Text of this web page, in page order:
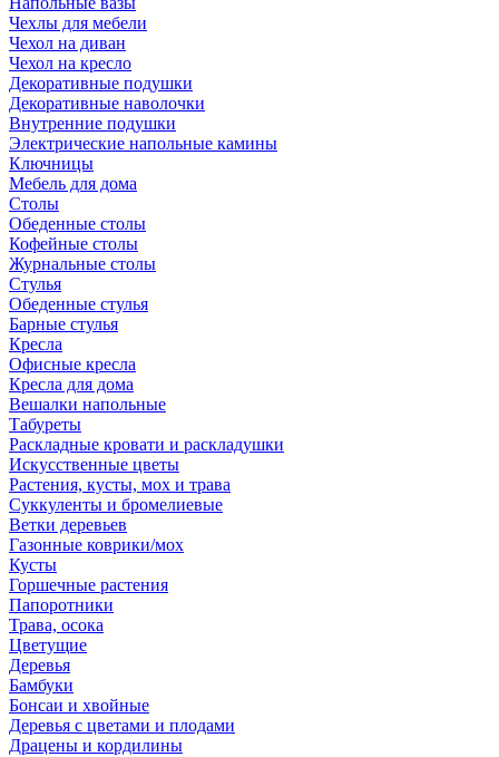
Чехлы для мебели
Чехол на диван
Чехол на кресло
Декоративные подушки
Декоративные наволочки
Внутренние подушки
Электрические напольные камины
Ключницы
Мебель для дома
Столы
Обеденные столы
Кофейные столы
Журнальные столы
Стулья
Обеденные стулья
Барные стулья
Кресла
Офисные кресла
Кресла для дома
Вешалки напольные
Табуреты
Раскладные кровати и раскладушки
Искусственные цветы
Растения, кусты, мох и трава
Суккуленты и бромелиевые
Ветки деревьев
Газонные коврики/мох
Кусты
Горшечные растения
Папоротники
Трава, осока
Цветущие
Деревья
Бамбуки
Бонсаи и хвойные
Деревья с цветами и плодами
Драцены и кордилины